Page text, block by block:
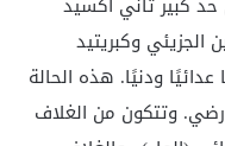
الجزيئي وكبريتيد
ودنيًا. هذه الحالة
وتتكون من الغلاف